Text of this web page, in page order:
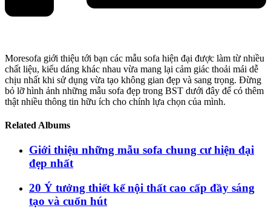
Moresofa giới thiệu tới bạn các mẫu sofa hiện đại được làm từ nhiều
chất liệu, kiểu dáng khác nhau vừa mang lại cảm giác thoải mái dễ
chịu nhất khi sử dụng vừa tạo không gian đẹp và sang trọng. Đừng
bỏ lỡ hình ảnh những mẫu sofa đẹp trong BST dưới đây để có thêm
thật nhiều thông tin hữu ích cho chính lựa chọn của mình.
Related Albums
Giới thiệu những mẫu sofa chung cư hiện đại
đẹp nhất
20 Ý tưởng thiết kế nội thất cao cấp đầy sáng
tạo và cuốn hút